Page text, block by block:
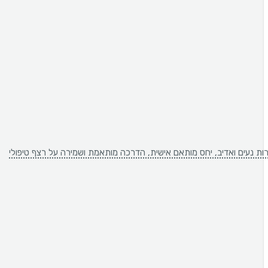
נעים ואדיב, יחס מותאם אישית, הדרכה מותאמת ושמירה על רצף טיפולי